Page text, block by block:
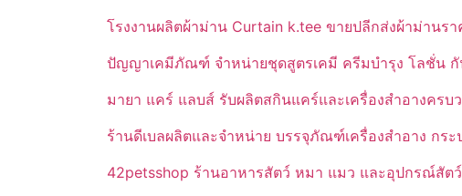
โรงงานผลิตผ้าม่าน Curtain k.tee ขายปลีกส่งผ้าม่าน
ปัญญาเคมีภัณฑ์ จำหน่ายชุดสูตรเคมี ครีมบำรุง โลชั่น กัน
มายา แคร์ แลบส์ รับผลิตสกินแคร์และเครื่องสำอางครบว
ร้านดีเบลผลิตและจำหน่าย บรรจุภัณฑ์เครื่องสำอาง ก
42petsshop ร้านอาหารสัตว์ หมา แมว และอุปกรณ์สัต